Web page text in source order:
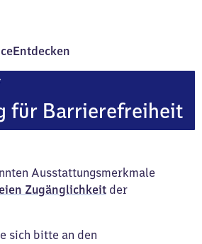
Entdecken
Ba​
Bodendorf
für Barrierefreiheit
Ausstattungsmerkmale
Zugänglichkeit der
sich bitte an den